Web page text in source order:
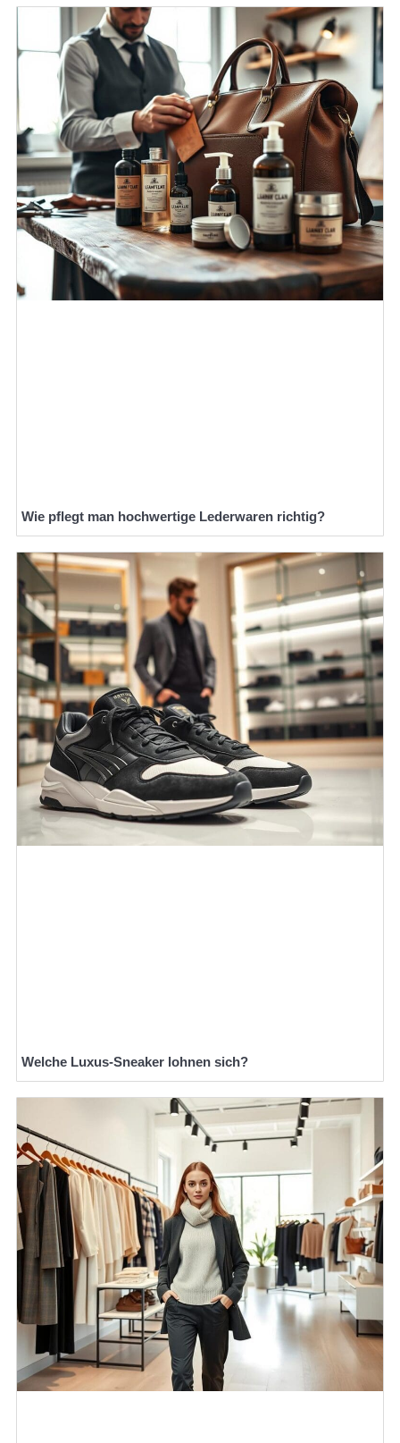
Wie pflegt man hochwertige Lederwaren richtig?
Welche Luxus-Sneaker lohnen sich?